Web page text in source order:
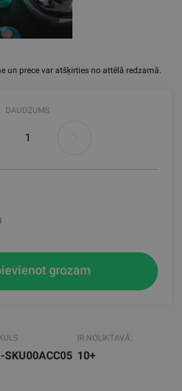
un prece var atšķirties no attēlā redzamā.
DAUDZUMS
grozam
SKU00ACC05
IR NOLIKTAVĀ:
10+